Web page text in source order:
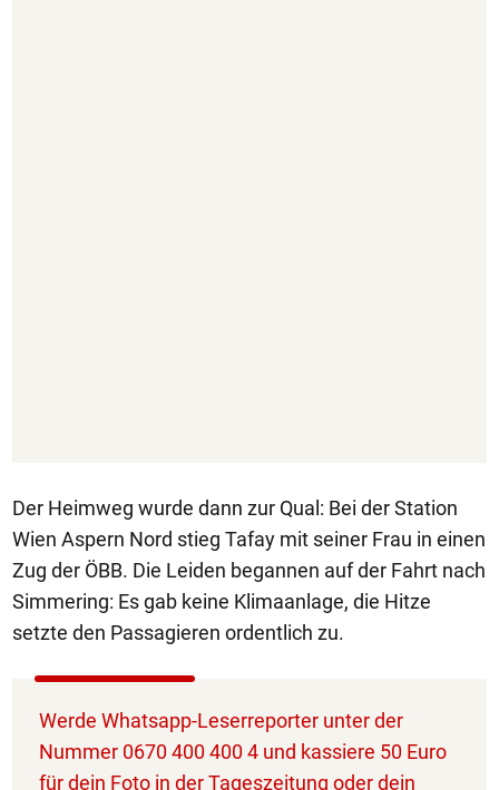
Der Heimweg wurde dann zur Qual: Bei der Station
Wien Aspern Nord stieg Tafay mit seiner Frau in einen
Zug der ÖBB. Die Leiden begannen auf der Fahrt nach
Simmering: Es gab keine Klimaanlage, die Hitze
setzte den Passagieren ordentlich zu.
Werde Whatsapp-Leserreporter unter der
Nummer 0670 400 400 4 und kassiere 50 Euro
für dein Foto in der Tageszeitung oder dein